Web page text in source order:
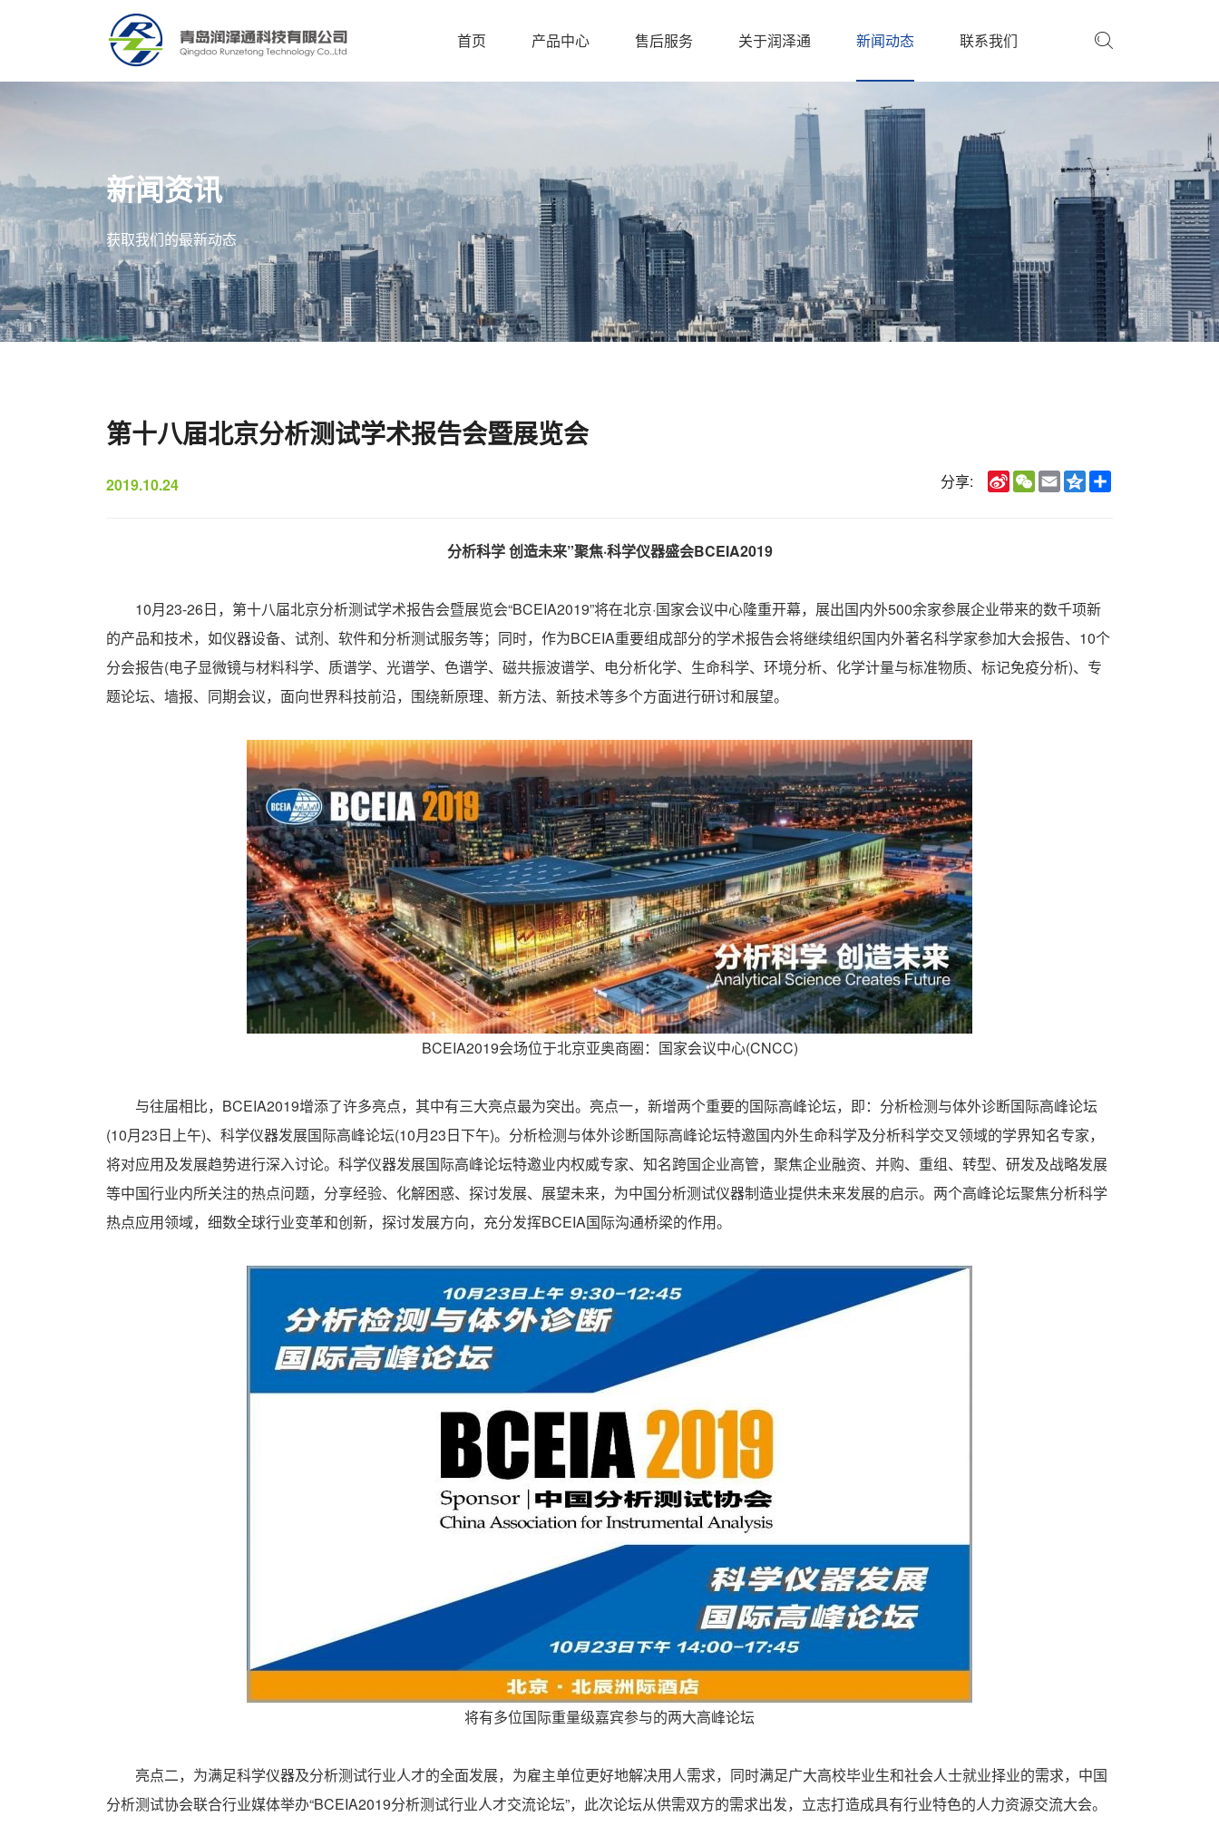
首页 产品中心 售后服务 关于润泽通 新闻动态 联系我们
新闻资讯
获取我们的最新动态
第十八届北京分析测试学术报告会暨展览会
2019.10.24 分享: Sina
Weibo
WeChat
EmailQzone
分析科学 创造未来”聚焦·科学仪器盛会BCEIA2019
10月23-26日，第十八届北京分析测试学术报告会暨展览会“BCEIA2019”将在北京·国家会议中心隆重开幕，展出国内外500余家参展企业带来的数千项新
的产品和技术，如仪器设备、试剂、软件和分析测试服务等；同时，作为BCEIA重要组成部分的学术报告会将继续组织国内外著名科学家参加大会报告、10个
分会报告(电子显微镜与材料科学、质谱学、光谱学、色谱学、磁共振波谱学、电分析化学、生命科学、环境分析、化学计量与标准物质、标记免疫分析)、专
题论坛、墙报、同期会议，面向世界科技前沿，围绕新原理、新方法、新技术等多个方面进行研讨和展望。
BCEIA2019会场位于北京亚奥商圈：国家会议中心(CNCC)
与往届相比，BCEIA2019增添了许多亮点，其中有三大亮点最为突出。亮点一，新增两个重要的国际高峰论坛，即：分析检测与体外诊断国际高峰论坛
(10月23日上午)、科学仪器发展国际高峰论坛(10月23日下午)。分析检测与体外诊断国际高峰论坛特邀国内外生命科学及分析科学交叉领域的学界知名专家，
将对应用及发展趋势进行深入讨论。科学仪器发展国际高峰论坛特邀业内权威专家、知名跨国企业高管，聚焦企业融资、并购、重组、转型、研发及战略发展
等中国行业内所关注的热点问题，分享经验、化解困惑、探讨发展、展望未来，为中国分析测试仪器制造业提供未来发展的启示。两个高峰论坛聚焦分析科学
热点应用领域，细数全球行业变革和创新，探讨发展方向，充分发挥BCEIA国际沟通桥梁的作用。
将有多位国际重量级嘉宾参与的两大高峰论坛
亮点二，为满足科学仪器及分析测试行业人才的全面发展，为雇主单位更好地解决用人需求，同时满足广大高校毕业生和社会人士就业择业的需求，中国
分析测试协会联合行业媒体举办“BCEIA2019分析测试行业人才交流论坛”，此次论坛从供需双方的需求出发，立志打造成具有行业特色的人力资源交流大会。